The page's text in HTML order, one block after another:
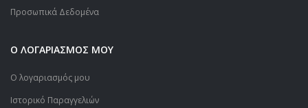
Προσωπικά Δεδομένα
Ο ΛΟΓΑΡΙΑΣΜΟΣ ΜΟΥ
Ο λογαριασμός μου
Ιστορικό Παραγγελιών